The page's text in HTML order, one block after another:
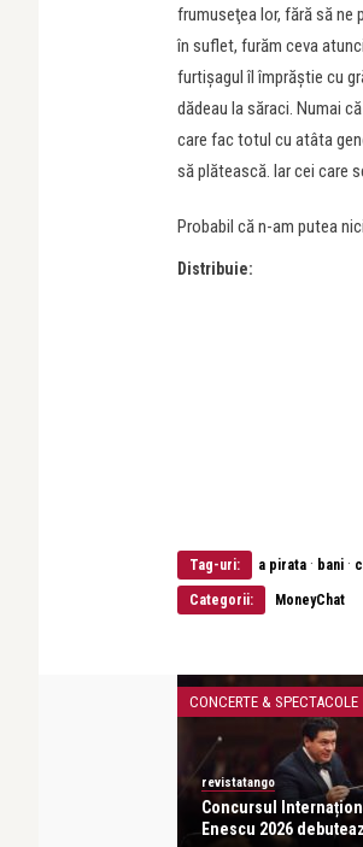
frumuseţea lor, fără să ne
în suflet, furăm ceva
furtişagul îl împrăştie cu
dădeau la săraci. Numai
care fac totul cu atâta
să plătească. Iar cei care
Probabil că n-am putea
Distribuie:
Tag-uri: a pirata · bani ·
Categorii: MoneyChat
CONCERTE & SPECTACOLE
revistatango
Concursul
Enescu 2026